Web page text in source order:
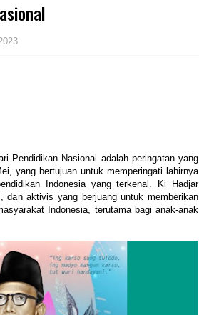
Pendidikan Nasional adalah peringatan yang
yang bertujuan untuk memperingati lahirnya
Indonesia yang terkenal. Ki Hadjar
dan aktivis yang berjuang untuk memberikan
Indonesia, terutama bagi anak-anak